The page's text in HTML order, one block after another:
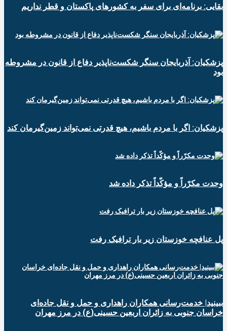
بقایی: برنامه‌ای برای سفر به کشورهای پاکستان و قطر نداریم
پزشکیان: آذربایجان سنگر شکست‌ناپذیر دفاع از قانون در مشروطه
بود
پزشکیان: اگر با مردم باشیم، هیچ قدرتی نمی‌تواند زمین‌گیرمان کند
وحدت مکرّراً و مؤکّداً تذکر داده شد
پل عنافچه خوزستان زیر بار ترافیک رفت
ببینید| خدمت‌رسانی همکاران راهداری و حمل و نقل جاده‌ای
خراسان جنوبی به زائران اربعین حسینی(ع) در مرز مهران